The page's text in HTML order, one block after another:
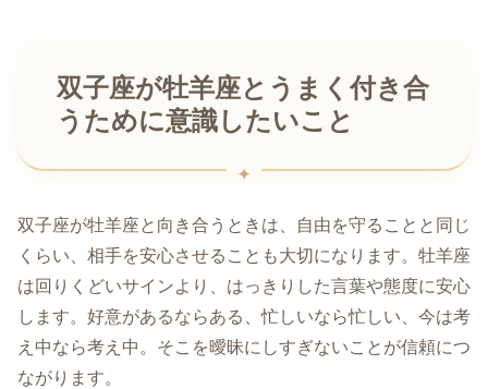
双子座が牡羊座とうまく付き合
うために意識したいこと
双子座が牡羊座と向き合うときは、自由を守ることと同じ
くらい、相手を安心させることも大切になります。牡羊座
は回りくどいサインより、はっきりした言葉や態度に安心
します。好意があるならある、忙しいなら忙しい、今は考
え中なら考え中。そこを曖昧にしすぎないことが信頼につ
ながります。